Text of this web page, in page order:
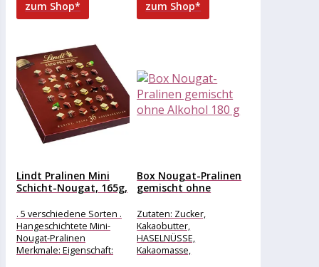
Ausführung: Geschenk
zum Shop*
ohne Alkohol weitere
zum Shop*
Lindt Pralinen Mini
Schicht-Nougat, 165g,
. 5 verschiedene Sorten .
Hangeschichtete Mini-
Nougat-Pralinen
Merkmale: Eigenschaft:
Box Nougat-Pralinen
gemischt ohne
Zutaten: Zucker,
Kakaobutter,
HASELNÜSSE,
Kakaomasse,